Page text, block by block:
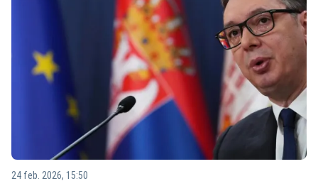
24 feb. 2026, 15:50